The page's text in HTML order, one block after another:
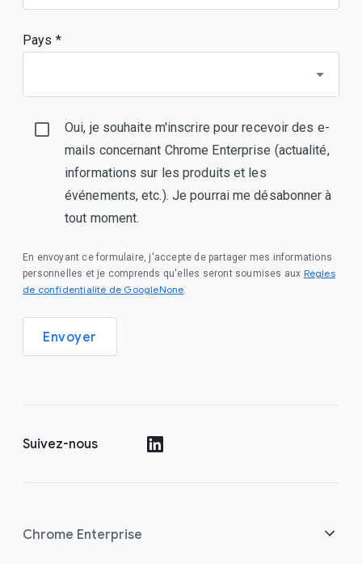
Pays *
Oui, je souhaite m'inscrire pour recevoir des e-
mails concernant Chrome Enterprise (actualité,
informations sur les produits et les
événements, etc.). Je pourrai me désabonner à
tout moment.
En envoyant ce formulaire, j'accepte de partager mes informations
personnelles et je comprends qu'elles seront soumises aux Règles
de confidentialité de GoogleNone.
Envoyer
Suivez-nous
Chrome Enterprise